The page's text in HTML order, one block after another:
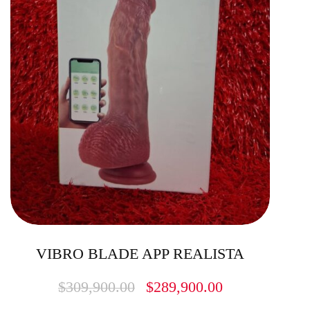
VIBRO BLADE APP REALISTA
$309,900.00 $289,900.00